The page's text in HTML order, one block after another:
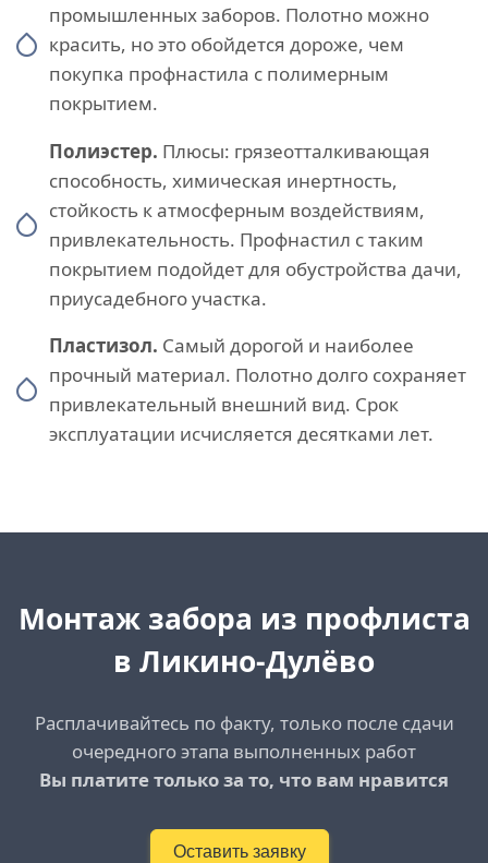
промышленных заборов. Полотно можно
красить, но это обойдется дороже, чем
покупка профнастила с полимерным
покрытием.
Полиэстер. Плюсы: грязеотталкивающая
способность, химическая инертность,
стойкость к атмосферным воздействиям,
привлекательность. Профнастил с таким
покрытием подойдет для обустройства дачи,
приусадебного участка.
Пластизол. Самый дорогой и наиболее
прочный материал. Полотно долго сохраняет
привлекательный внешний вид. Срок
эксплуатации исчисляется десятками лет.
Монтаж забора из профлиста
в Ликино-Дулёво
Расплачивайтесь по факту, только после сдачи
очередного этапа выполненных работ
Вы платите только за то, что вам нравится
Оставить заявку